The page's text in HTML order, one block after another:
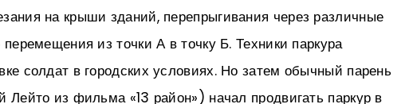
на крыши зданий, перепрыгивания через различные
из точки А в точку Б. Техники паркура
солдат в городских условиях. Но затем обычный парень
из фильма «13 район») начал продвигать паркур в